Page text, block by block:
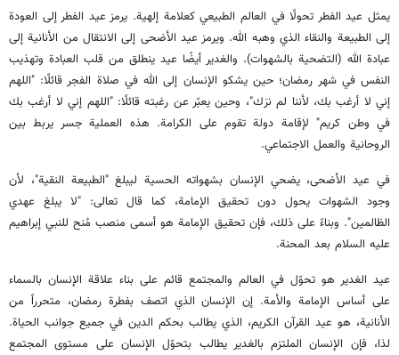
يمثل عيد الفطر تحولًا في العالم الطبيعي كعلامة إلهية. يرمز عيد الفطر إلى العودة
إلى الطبيعة والنقاء الذي وهبه الله. ويرمز عيد الأضحى إلى الانتقال من الأنانية إلى
عبادة الله (التضحية بالشهوات). والغدير أيضًا عيد ينطلق من قلب العبادة وتهذيب
النفس في شهر رمضان؛ حين يشكو الإنسان إلى الله في صلاة الفجر قائلًا: "اللهم
إني لا أرغب بك، لأننا لم نرَك"، وحين يعبّر عن رغبته قائلًا: "اللهم إني لا أرغب بك
في وطن كريم" لإقامة دولة تقوم على الكرامة. هذه العملية جسر يربط بين
الروحانية والعمل الاجتماعي.
في عيد الأضحى، يضحي الإنسان بشهواته الحسية ليبلغ "الطبيعة النقية"، لأن
وجود الشهوات يحول دون تحقيق الإمامة، كما قال تعالى: "لا يبلغ عهدي
الظالمين". وبناءً على ذلك، فإن تحقيق الإمامة هو أسمى منصب مُنح للنبي إبراهيم
عليه السلام بعد المحنة.
عيد الغدير هو تحوّل في العالم والمجتمع قائم على بناء علاقة الإنسان بالسماء
على أساس الإمامة والأمة. إن الإنسان الذي اتصف بفطرة رمضان، متحرراً من
الأنانية، هو عيد القرآن الكريم، الذي يطالب بحكم الدين في جميع جوانب الحياة.
لذا، فإن الإنسان الملتزم بالغدير يطالب بتحوّل الإنسان على مستوى المجتمع